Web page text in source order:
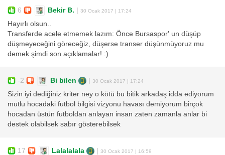
6 Bekir B. 30 Ocak 2017 | 17:24
Hayırlı olsun..
Transferde acele etmemek lazım: Önce Bursaspor' un düşüp
düşmeyeceğini göreceğiz, düşerse transer düşünmüyoruz mu
demek şimdi son açıklamalar! :)
-2 Bi bilen 30 Ocak 2017 | 17:24
Sizin iyi dediğiniz kriter ney o kötü bu bitik arkadaş idda ediyorum
mutlu hocadaki futbol bilgisi vizyonu havası demiyorum birçok
hocadan üstün futboldan anlayan insan zaten zamanla anlar bi
destek olabilsek sabır gösterebilsek
17 Lalalalala 30 Ocak 2017 | 16:59